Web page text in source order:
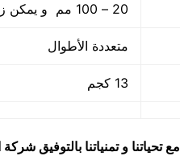
20 – 100 مم و يمكن زيادتها حسب طلب العميل
متعددة الأطوال
13 كجم
مع تحياتنا و تمنياتنا بالتوفيق